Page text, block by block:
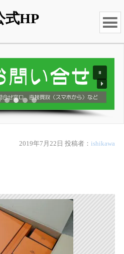
式HP
2019年7月22日 投稿者：ishikawa